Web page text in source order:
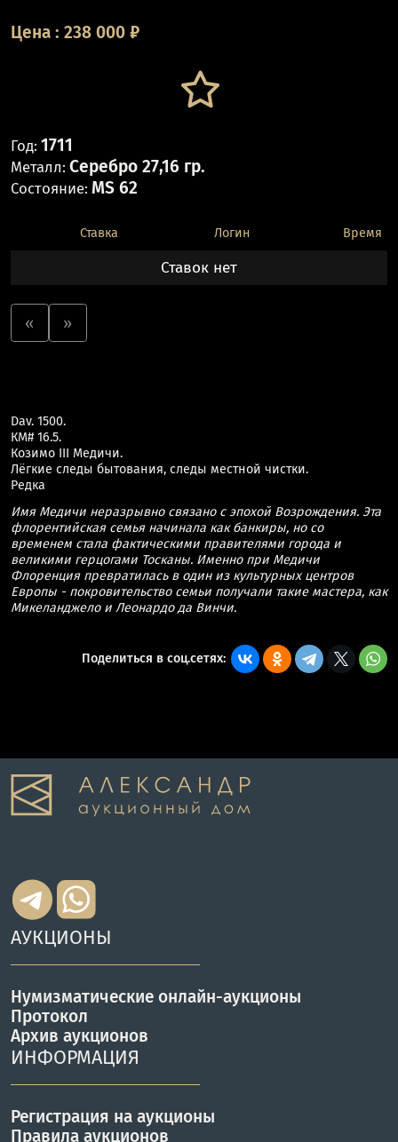
Цена : 238 000 ₽
Год: 1711
Металл: Серебро 27,16 гр.
Состояние: MS 62
Ставка Логин Время
Ставок нет
« »
Dav. 1500.
КМ# 16.5.
Козимо III Медичи.
Лёгкие следы бытования, следы местной чистки.
Редка
Имя Медичи неразрывно связано с эпохой Возрождения. Эта
флорентийская семья начинала как банкиры, но со
временем стала фактическими правителями города и
великими герцогами Тосканы. Именно при Медичи
Флоренция превратилась в один из культурных центров
Европы - покровительство семьи получали такие мастера, как
Микеланджело и Леонардо да Винчи.
Поделиться в соц.сетях:
АУКЦИОНЫ
Нумизматические онлайн-аукционы
Протокол
Архив аукционов
ИНФОРМАЦИЯ
Регистрация на аукционы
Правила аукционов